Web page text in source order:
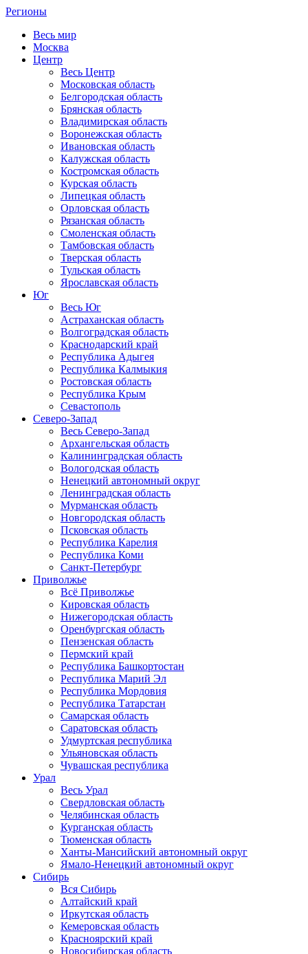
Регионы
Весь мир
Москва
Центр
Весь Центр
Московская область
Белгородская область
Брянская область
Владимирская область
Воронежская область
Ивановская область
Калужская область
Костромская область
Курская область
Липецкая область
Орловская область
Рязанская область
Смоленская область
Тамбовская область
Тверская область
Тульская область
Ярославская область
Юг
Весь Юг
Астраханская область
Волгоградская область
Краснодарский край
Республика Адыгея
Республика Калмыкия
Ростовская область
Республика Крым
Севастополь
Северо-Запад
Весь Северо-Запад
Архангельская область
Калининградская область
Вологодская область
Ненецкий автономный округ
Ленинградская область
Мурманская область
Новгородская область
Псковская область
Республика Карелия
Республика Коми
Санкт-Петербург
Приволжье
Всё Приволжье
Кировская область
Нижегородская область
Оренбургская область
Пензенская область
Пермский край
Республика Башкортостан
Республика Марий Эл
Республика Мордовия
Республика Татарстан
Самарская область
Саратовская область
Удмуртская республика
Ульяновская область
Чувашская республика
Урал
Весь Урал
Свердловская область
Челябинская область
Курганская область
Тюменская область
Ханты-Мансийский автономный округ
Ямало-Ненецкий автономный округ
Сибирь
Вся Сибирь
Алтайский край
Иркутская область
Кемеровская область
Красноярский край
Новосибирская область